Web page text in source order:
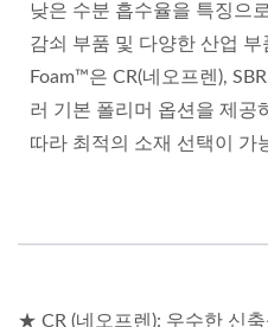
낮은 수분 흡수율을 특징으
감쇠 부품 및 다양한 산업
Foam™은 CR(네오프렌),
러 기본 폴리머 옵션을 제공
따라 최적의 소재 선택이 가
★ CR (네오프렌): 우수한 신